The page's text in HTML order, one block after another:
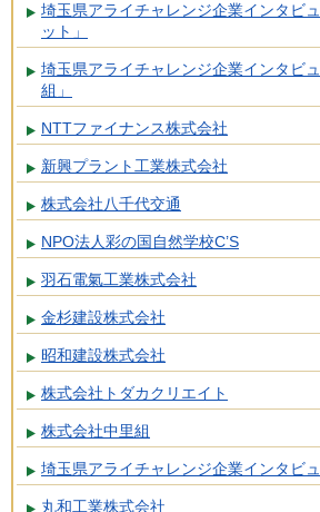
埼玉県アライチャレンジ企業インタビ
ット」
埼玉県アライチャレンジ企業インタビ
組」
NTTファイナンス株式会社
新興プラント工業株式会社
株式会社八千代交通
NPO法人彩の国自然学校C’S
羽石電氣工業株式会社
金杉建設株式会社
昭和建設株式会社
株式会社トダカクリエイト
株式会社中里組
埼玉県アライチャレンジ企業インタビ
丸和工業株式会社